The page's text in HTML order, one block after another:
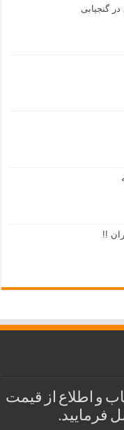
گنجیابی
!!
و اطلاع از قیمت
فرمایید.